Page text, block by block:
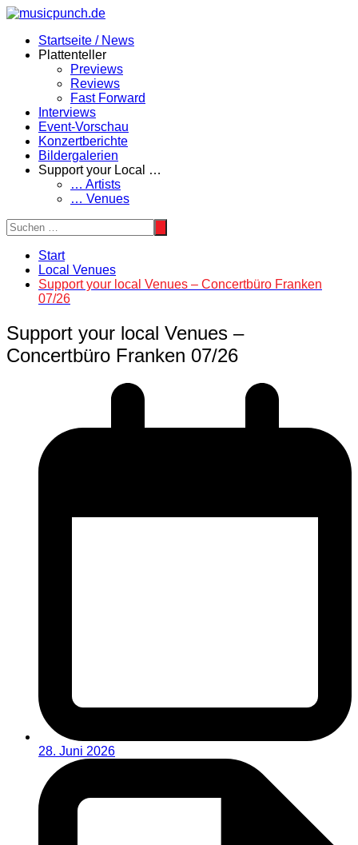
Zum
springenStartseite / News
Plattenteller
Previews
Reviews
Fast Forward
Interviews
Event-Vorschau
Konzertberichte
Bildergalerien
Support your Local …
… Artists
… Venues
Start
Local Venues
Support your local Venues – Concertbüro Franken
07/26
Support your local Venues –
Concertbüro Franken 07/26
28. Juni 2026